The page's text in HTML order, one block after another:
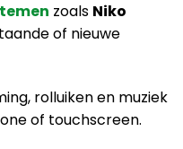
zoals Niko
of nieuwe
rolluiken en muziek
of touchscreen.